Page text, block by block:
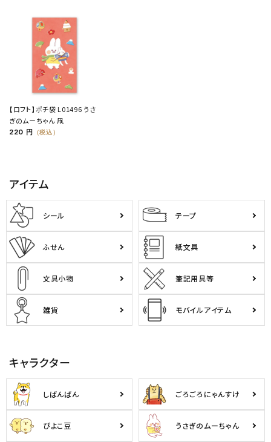
【ロフト】ポチ袋 L01496 うさ
ぎのムーちゃん 凧
220 円 （税込）
アイテム
シール テープ
ふせん 紙文具
文具小物 筆記用具等
雑貨 モバイルアイテム
キャラクター
しばんばん ごろごろにゃんすけ
ぴよこ豆 うさぎのムーちゃん